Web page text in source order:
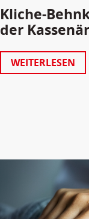
Kliche-
der
WEITERLESEN